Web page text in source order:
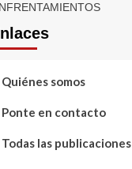
Quiénes somos
Ponte en contacto
Todas las publicaciones